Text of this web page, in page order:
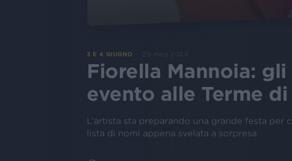
3 E 4 GIUGNO 29 mag 2024
Fiorella Mannoia:
evento alle Terme di
L’artista sta preparando una grande festa
lista di nomi appena svelata a sorpresa